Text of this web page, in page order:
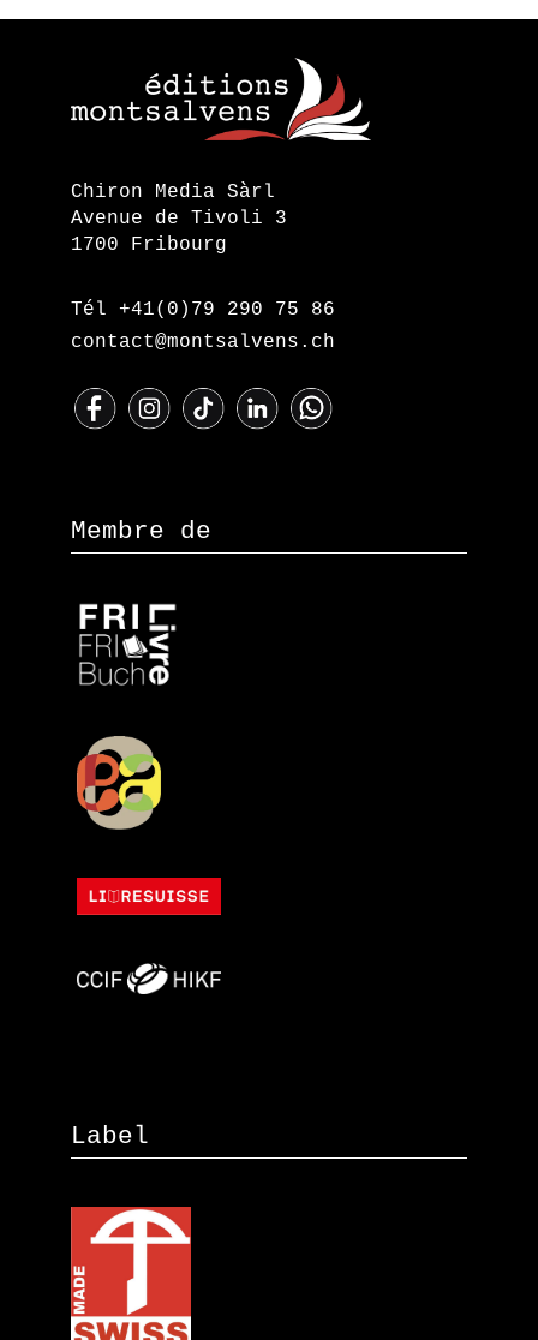
Chiron Media Sàrl
Avenue de Tivoli 3
1700 Fribourg
Tél +41(0)79 290 75 86
contact@montsalvens.ch
Membre de
Label